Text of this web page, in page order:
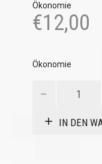
Ökonomie
€12,00
Ökonomie
Kapitalismus
IN DEN